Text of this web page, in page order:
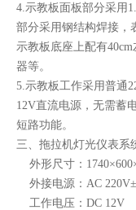
4.示教板面板部分采用
部分采用钢结构焊接，
示教板底座上配有
器等。
5.示教板工作采用普通
12V直流电源，无需蓄
短路功能。
三、拖拉机灯光仪表系
外形尺寸：
外接电源：AC
工作电压：DC 12V